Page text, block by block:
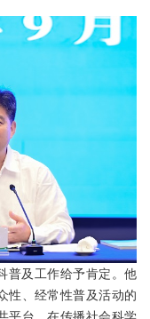
普及工作给予肯定。他
性、经常性普及活动的
平台，在传播社会科学